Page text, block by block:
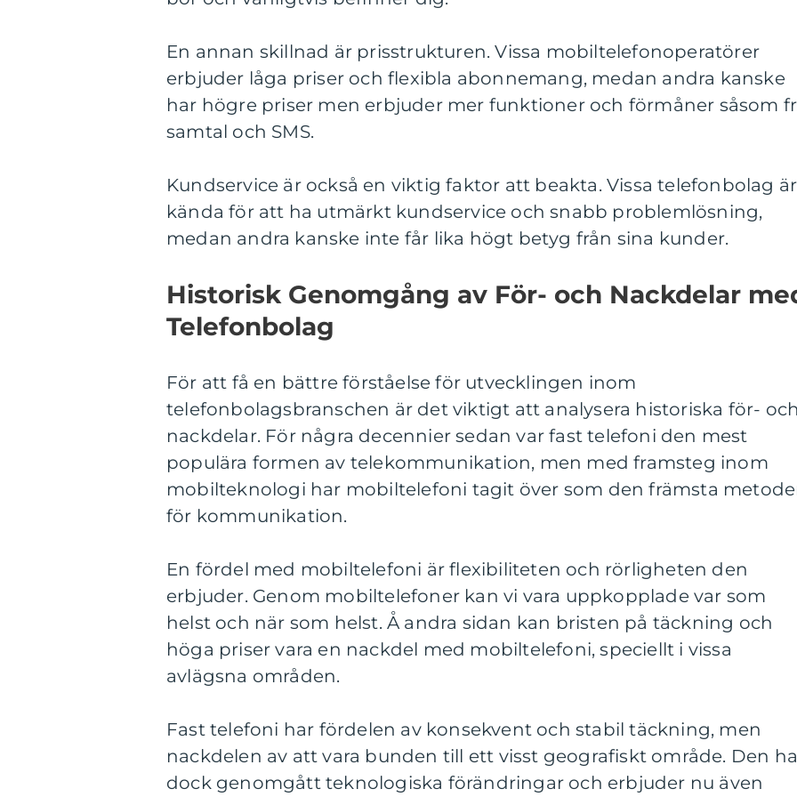
En annan skillnad är prisstrukturen. Vissa mobiltelefonoperatörer
erbjuder låga priser och flexibla abonnemang, medan andra kanske
har högre priser men erbjuder mer funktioner och förmåner såsom
samtal och SMS.
Kundservice är också en viktig faktor att beakta. Vissa telefonbolag är
kända för att ha utmärkt kundservice och snabb problemlösning,
medan andra kanske inte får lika högt betyg från sina kunder.
Historisk Genomgång av För- och Nackdelar
Telefonbolag
För att få en bättre förståelse för utvecklingen inom
telefonbolagsbranschen är det viktigt att analysera historiska för- och
nackdelar. För några decennier sedan var fast telefoni den mest
populära formen av telekommunikation, men med framsteg inom
mobilteknologi har mobiltelefoni tagit över som den främsta
för kommunikation.
En fördel med mobiltelefoni är flexibiliteten och rörligheten den
erbjuder. Genom mobiltelefoner kan vi vara uppkopplade var som
helst och när som helst. Å andra sidan kan bristen på täckning och
höga priser vara en nackdel med mobiltelefoni, speciellt i vissa
avlägsna områden.
Fast telefoni har fördelen av konsekvent och stabil täckning, men
nackdelen av att vara bunden till ett visst geografiskt område. Den
dock genomgått teknologiska förändringar och erbjuder nu även